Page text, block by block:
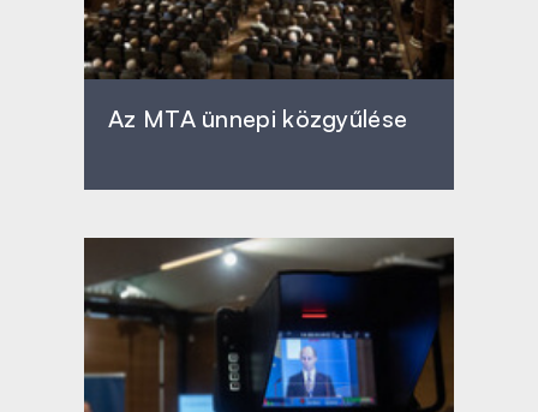
Az MTA ünnepi közgyűlése